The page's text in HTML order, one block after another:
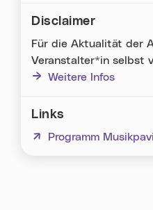
Disclaimer
Für die Aktualität der
Veranstalter*in selbst
Weitere Infos
Links
Programm
(neues Fenster)